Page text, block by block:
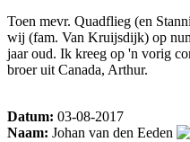
Toen mevr. Quadflieg (en
wij (fam. Van Kruijsdijk) op
jaar oud. Ik kreeg op 'n vorig
broer uit Canada, Arthur.
Datum: 03-08-2017
Naam: Johan van den Eeden